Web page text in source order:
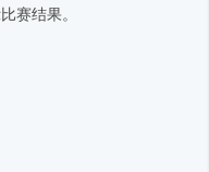
赛结果。